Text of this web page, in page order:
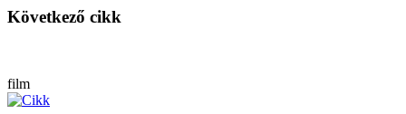
Következő cikk
film